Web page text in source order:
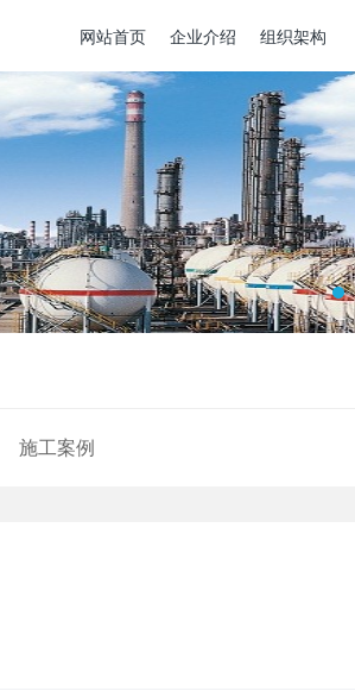
网站首页 企业介绍 组织架构
施工案例